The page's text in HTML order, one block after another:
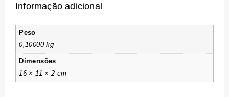
Informação adicional
Peso
0,10000 kg
Dimensões
16 × 11 × 2 cm